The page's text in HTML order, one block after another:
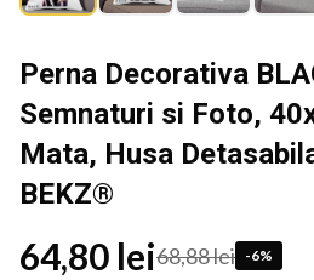
Perna Decorativa
Semnaturi si Foto,
Mata, Husa
BEKZ®
64,80 lei68,88 lei -6%